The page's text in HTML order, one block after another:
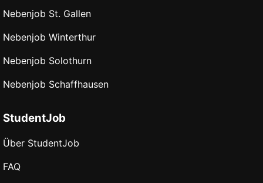
Nebenjob St. Gallen
Nebenjob Winterthur
Nebenjob Solothurn
Nebenjob Schaffhausen
StudentJob
Über StudentJob
FAQ